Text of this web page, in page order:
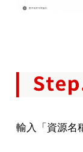
輸入「資源名